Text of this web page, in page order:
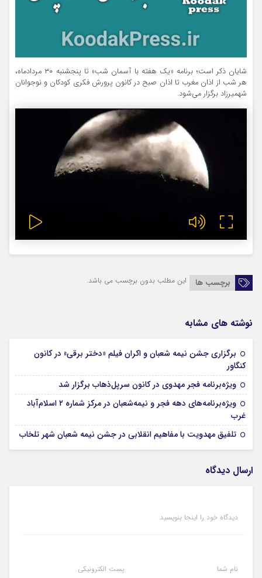
شایان ذکر است؛ برنامه «یک هفته با آسمان شب» تا پنجشنبه ۳۰ مردادماه،
هر شب از اذان مغرب تا اذان صبح در کانون پرورش فکری کودکان و نوجوانان
شهمیرزاد برگزار می‌شود.
برچسب ها این مطلب بدون برچسب می باشد.
نوشته های مشابه
برگزاری جشن نیمه شعبان و اکران فیلم «دختر برقی» در کانون
کنگاور
ویژه‌برنامه‌ فجر مهدوی در کانون سرپل‌ذهاب برگزار شد
ویژه‌برنامه‌های دهه فجر و نیمه‌شعبان در مرکز شماره ۲ اسلام‌آباد
غرب
تلفیق مهدویت با مفاهیم انقلابی در جشن نیمه شعبان شهر تلخاب
ارسال دیدگاه
دیدگاه خود را اینجا بنویسید
نام شما پست الکترونیکی